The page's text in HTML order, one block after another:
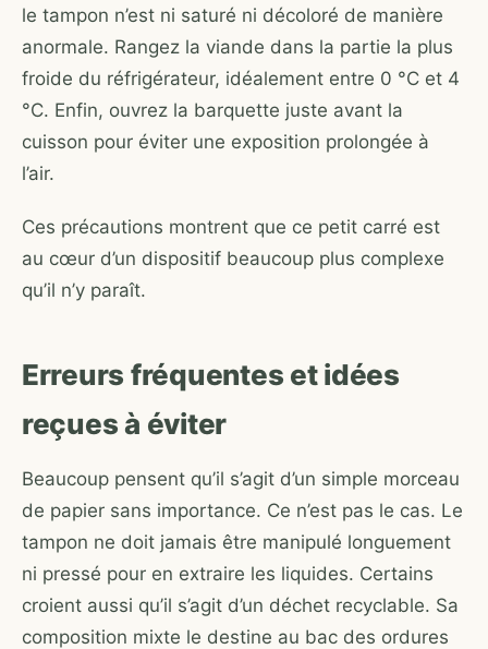
le tampon n’est ni saturé ni décoloré de manière
anormale. Rangez la viande dans la partie la plus
froide du réfrigérateur, idéalement entre 0 °C et 4
°C. Enfin, ouvrez la barquette juste avant la
cuisson pour éviter une exposition prolongée à
l’air.
Ces précautions montrent que ce petit carré est
au cœur d’un dispositif beaucoup plus complexe
qu’il n’y paraît.
Erreurs fréquentes et idées
reçues à éviter
Beaucoup pensent qu’il s’agit d’un simple morceau
de papier sans importance. Ce n’est pas le cas. Le
tampon ne doit jamais être manipulé longuement
ni pressé pour en extraire les liquides. Certains
croient aussi qu’il s’agit d’un déchet recyclable. Sa
composition mixte le destine au bac des ordures